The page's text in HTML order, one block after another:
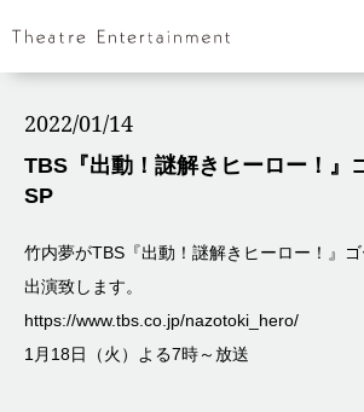
2022/01/14
TBS『出動！謎解きヒーロー！』
SP
竹内夢がTBS『出動！謎解きヒーロー！』
出演致します。
https://www.tbs.co.jp/nazotoki_hero/
1月18日（火）よる7時～放送